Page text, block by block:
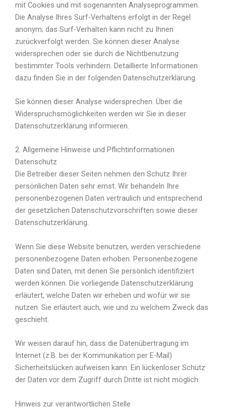
mit Cookies und mit sogenannten Analyseprogrammen.
Die Analyse Ihres Surf-Verhaltens erfolgt in der Regel
anonym; das Surf-Verhalten kann nicht zu Ihnen
zurückverfolgt werden. Sie können dieser Analyse
widersprechen oder sie durch die Nichtbenutzung
bestimmter Tools verhindern. Detaillierte Informationen
dazu finden Sie in der folgenden Datenschutzerklärung.
Sie können dieser Analyse widersprechen. Über die
Widerspruchsmöglichkeiten werden wir Sie in dieser
Datenschutzerklärung informieren.
2. Allgemeine Hinweise und Pflichtinformationen
Datenschutz
Die Betreiber dieser Seiten nehmen den Schutz Ihrer
persönlichen Daten sehr ernst. Wir behandeln Ihre
personenbezogenen Daten vertraulich und entsprechend
der gesetzlichen Datenschutzvorschriften sowie dieser
Datenschutzerklärung.
Wenn Sie diese Website benutzen, werden verschiedene
personenbezogene Daten erhoben. Personenbezogene
Daten sind Daten, mit denen Sie persönlich identifiziert
werden können. Die vorliegende Datenschutzerklärung
erläutert, welche Daten wir erheben und wofür wir sie
nutzen. Sie erläutert auch, wie und zu welchem Zweck das
geschieht.
Wir weisen darauf hin, dass die Datenübertragung im
Internet (z.B. bei der Kommunikation per E-Mail)
Sicherheitslücken aufweisen kann. Ein lückenloser Schutz
der Daten vor dem Zugriff durch Dritte ist nicht möglich.
Hinweis zur verantwortlichen Stelle